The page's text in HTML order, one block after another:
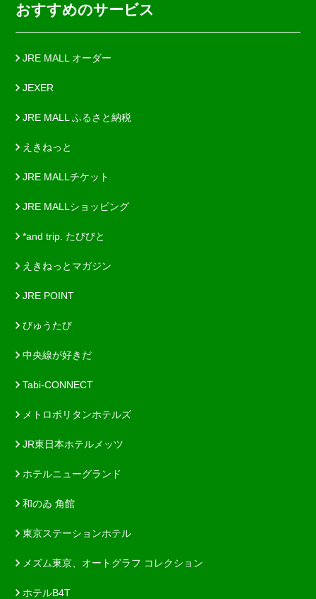
おすすめのサービス
JRE MALL オーダー
JEXER
JRE MALL ふるさと納税
えきねっと
JRE MALLチケット
JRE MALLショッピング
*and trip. たびびと
えきねっとマガジン
JRE POINT
びゅうたび
中央線が好きだ
Tabi-CONNECT
メトロポリタンホテルズ
JR東日本ホテルメッツ
ホテルニューグランド
和のゐ 角館
東京ステーションホテル
メズム東京、オートグラフ コレクション
ホテルB4T